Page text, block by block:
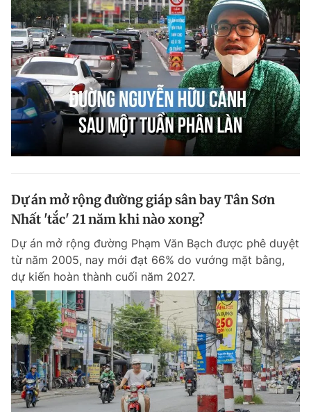
Dự án mở rộng đường giáp sân bay Tân Sơn
Nhất 'tắc' 21 năm khi nào xong?
Dự án mở rộng đường Phạm Văn Bạch được phê duyệt
từ năm 2005, nay mới đạt 66% do vướng mặt bằng,
dự kiến hoàn thành cuối năm 2027.